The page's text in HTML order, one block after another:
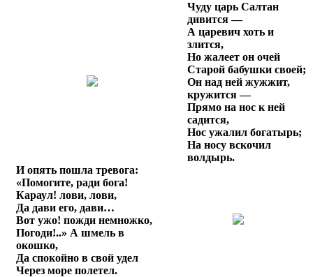
Чуду царь Салтан
дивится —
А царевич хоть и
злится,
Но жалеет он очей
Старой бабушки своей;
Он над ней жужжит,
кружится —
Прямо на нос к ней
садится,
Нос ужалил богатырь;
На носу вскочил
волдырь.
И опять пошла тревога:
«Помогите, ради бога!
Караул! лови, лови,
Да дави его, дави…
Вот ужо! пожди немножко,
Погоди!..» А шмель в
окошко,
Да спокойно в свой удел
Через море полетел.